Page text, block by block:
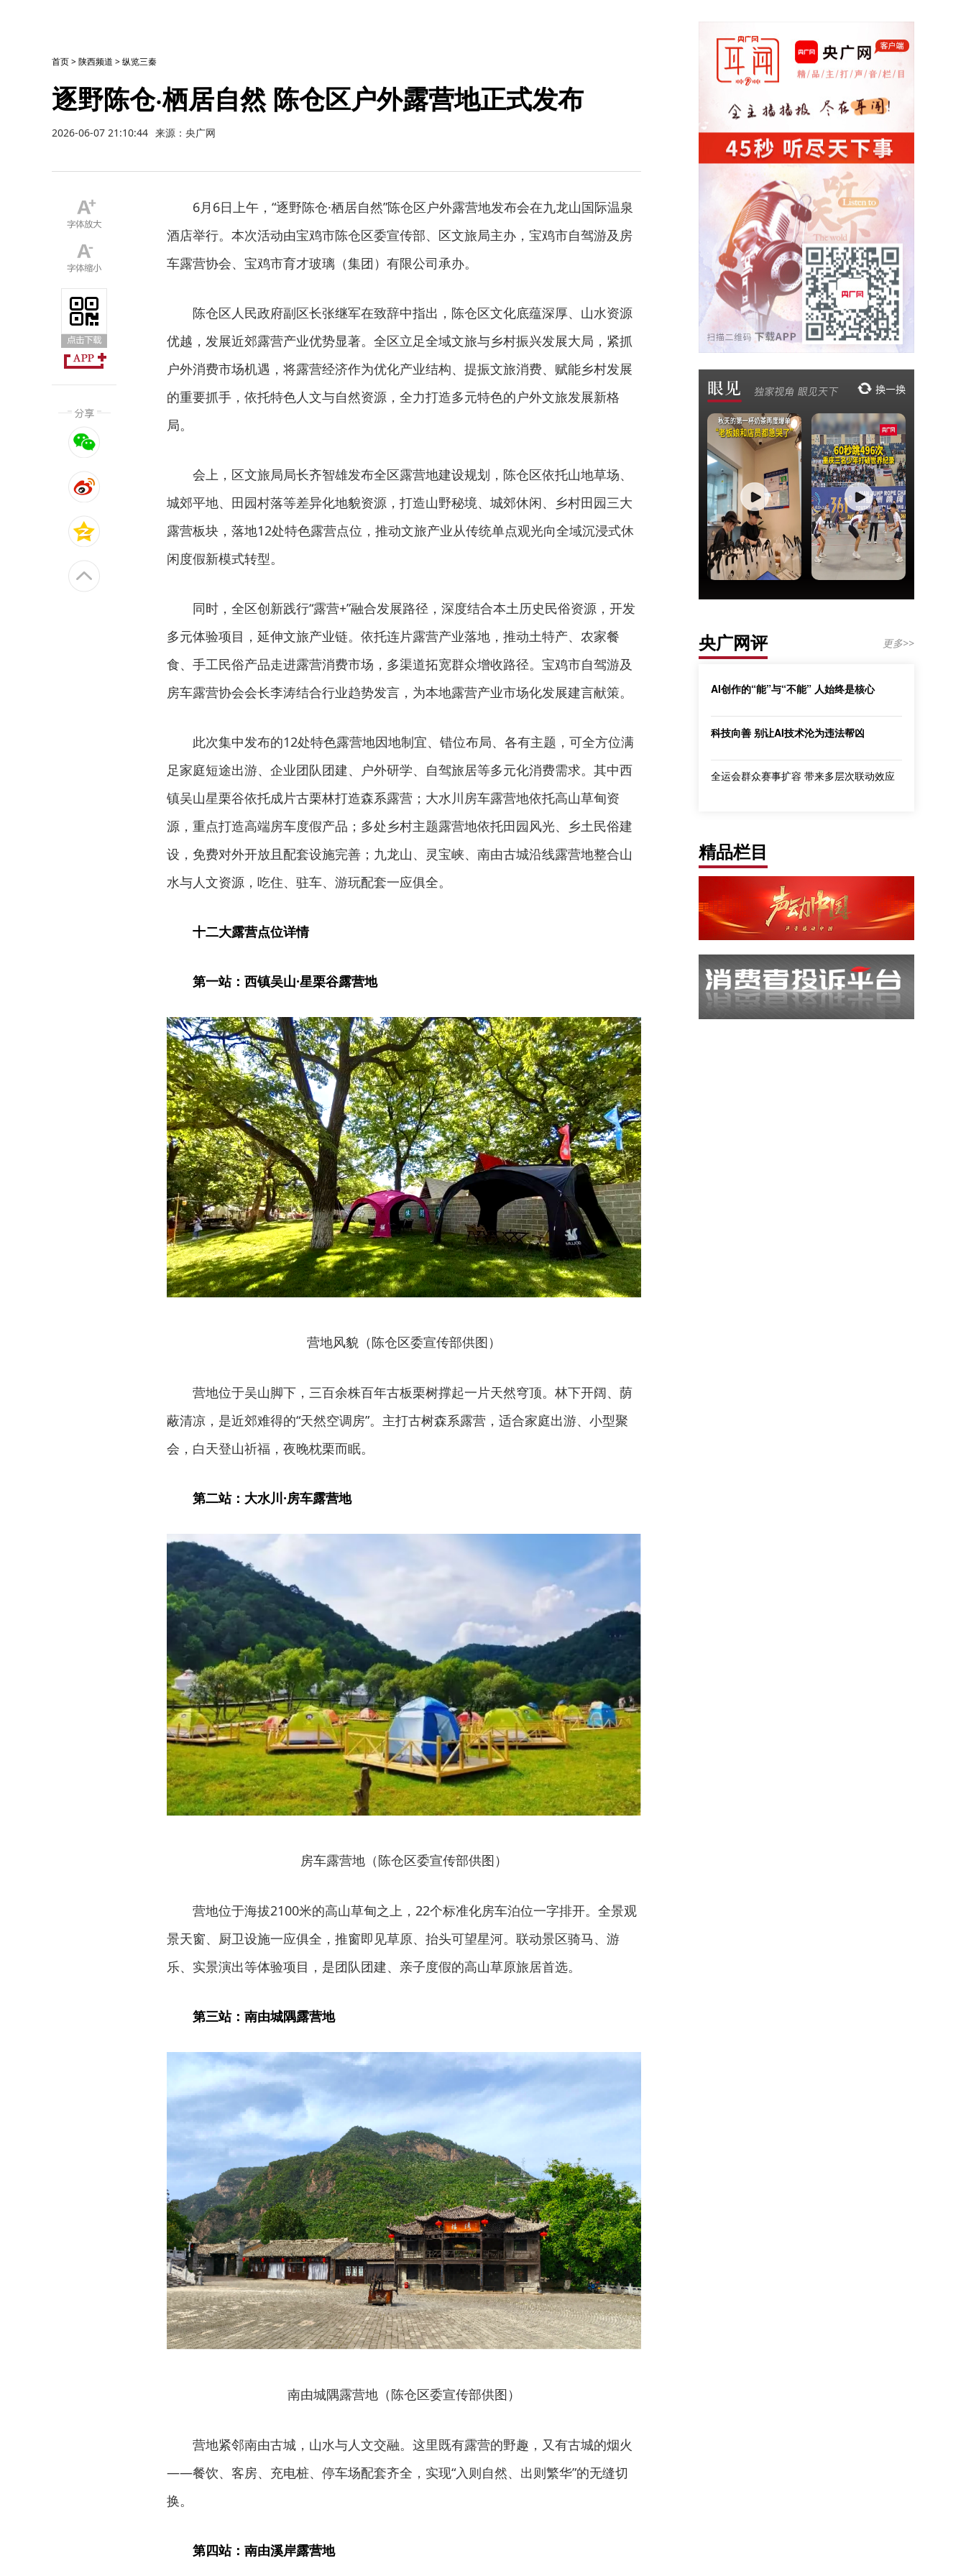
首页>陕西频道 >纵览三秦
逐野陈仓·栖居自然 陈仓区户外露营地正式发布
2026-06-07 21:10:44 来源：央广网
6月6日上午，“逐野陈仓·栖居自然”陈仓区户外露营地发布会在九龙山国际温泉
酒店举行。本次活动由宝鸡市陈仓区委宣传部、区文旅局主办，宝鸡市自驾游及房
车露营协会、宝鸡市育才玻璃（集团）有限公司承办。
陈仓区人民政府副区长张继军在致辞中指出，陈仓区文化底蕴深厚、山水资源
优越，发展近郊露营产业优势显著。全区立足全域文旅与乡村振兴发展大局，紧抓
户外消费市场机遇，将露营经济作为优化产业结构、提振文旅消费、赋能乡村发展
的重要抓手，依托特色人文与自然资源，全力打造多元特色的户外文旅发展新格
局。
会上，区文旅局局长齐智雄发布全区露营地建设规划，陈仓区依托山地草场、
城郊平地、田园村落等差异化地貌资源，打造山野秘境、城郊休闲、乡村田园三大
露营板块，落地12处特色露营点位，推动文旅产业从传统单点观光向全域沉浸式休
闲度假新模式转型。
同时，全区创新践行“露营+”融合发展路径，深度结合本土历史民俗资源，开发
多元体验项目，延伸文旅产业链。依托连片露营产业落地，推动土特产、农家餐
食、手工民俗产品走进露营消费市场，多渠道拓宽群众增收路径。宝鸡市自驾游及
房车露营协会会长李涛结合行业趋势发言，为本地露营产业市场化发展建言献策。
此次集中发布的12处特色露营地因地制宜、错位布局、各有主题，可全方位满
足家庭短途出游、企业团队团建、户外研学、自驾旅居等多元化消费需求。其中西
镇吴山星栗谷依托成片古栗林打造森系露营；大水川房车露营地依托高山草甸资
源，重点打造高端房车度假产品；多处乡村主题露营地依托田园风光、乡土民俗建
设，免费对外开放且配套设施完善；九龙山、灵宝峡、南由古城沿线露营地整合山
水与人文资源，吃住、驻车、游玩配套一应俱全。
十二大露营点位详情
第一站：西镇吴山·星栗谷露营地
营地风貌（陈仓区委宣传部供图）
营地位于吴山脚下，三百余株百年古板栗树撑起一片天然穹顶。林下开阔、荫
蔽清凉，是近郊难得的“天然空调房”。主打古树森系露营，适合家庭出游、小型聚
会，白天登山祈福，夜晚枕栗而眠。
第二站：大水川·房车露营地
房车露营地（陈仓区委宣传部供图）
营地位于海拔2100米的高山草甸之上，22个标准化房车泊位一字排开。全景观
景天窗、厨卫设施一应俱全，推窗即见草原、抬头可望星河。联动景区骑马、游
乐、实景演出等体验项目，是团队团建、亲子度假的高山草原旅居首选。
第三站：南由城隅露营地
南由城隅露营地（陈仓区委宣传部供图）
营地紧邻南由古城，山水与人文交融。这里既有露营的野趣，又有古城的烟火
——餐饮、客房、充电桩、停车场配套齐全，实现“入则自然、出则繁华”的无缝切
换。
第四站：南由溪岸露营地
央广网评 更多>>
AI创作的“能”与“不能” 人始终是核心
科技向善 别让AI技术沦为违法帮凶
全运会群众赛事扩容 带来多层次联动效应
精品栏目